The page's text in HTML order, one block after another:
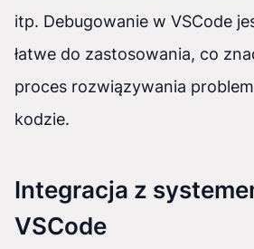
itp. Debugowanie w VSCode
łatwe do zastosowania, co
proces rozwiązywania
kodzie.
Integracja z
VSCode